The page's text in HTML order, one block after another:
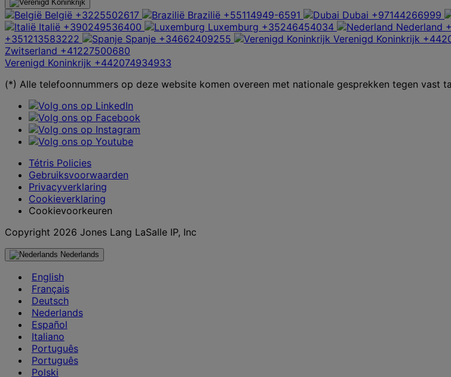
België +3225502617 Brazilië +55114949-6591 Dubai +97144266999
Italië +390249536400 Luxemburg +35246454034 Nederland
+351213583222
Spanje +34662409255 Verenigd Koninkrijk
Zwitserland +41227500680
Verenigd Koninkrijk +442074934933
(*) Alle telefoonnummers op deze website komen overeen met nationale gesprekken tegen vast
Tétris Policies
Gebruiksvoorwaarden
Privacyverklaring
Cookieverklaring
Cookievoorkeuren
Copyright 2026 Jones Lang LaSalle IP, Inc
Nederlands
English
Français
Deutsch
Nederlands
Español
Italiano
Português
Português
Polski